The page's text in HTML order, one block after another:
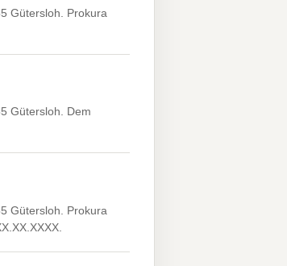
Gütersloh. Prokura
Gütersloh. Dem
Gütersloh. Prokura